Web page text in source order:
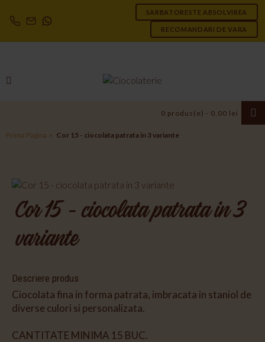
SARBATORESTE ABSOLVIREA
RECOMANDARI DE VARA
0 produs(e) - 0,00 lei
Prima Pagina Cor 15 - ciocolata patrata in 3 variante
Cor 15 - ciocolata patrata in 3
variante
Descriere produs
Ciocolata fina in forma patrata, imbracata in staniol de
diverse culori si personalizata.
CANTITATE MINIMA 15 BUC.